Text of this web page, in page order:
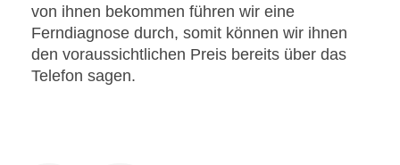
von ihnen bekommen führen wir eine
Ferndiagnose durch, somit können wir ihnen
den voraussichtlichen Preis bereits über das
Telefon sagen.